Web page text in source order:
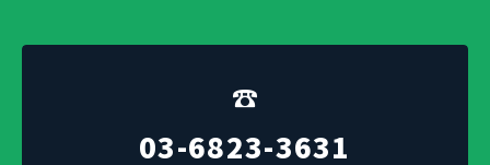
☎
03-6823-3631